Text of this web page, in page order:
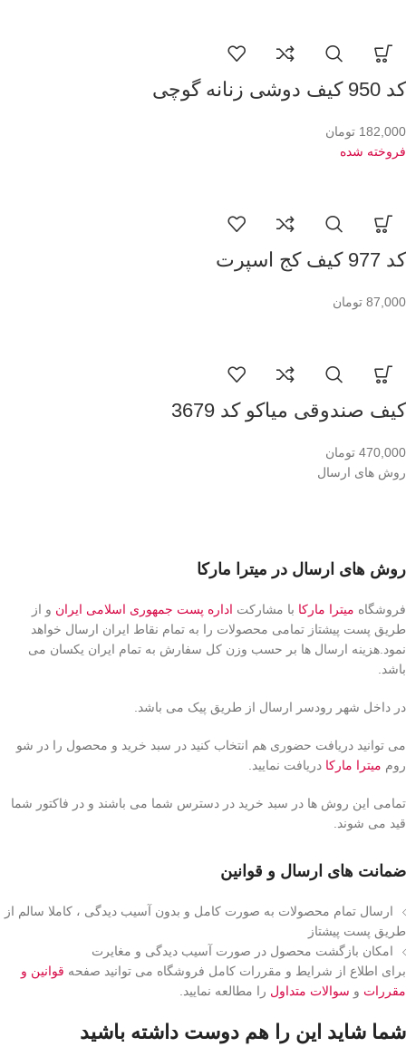
کد 950 کیف دوشی زنانه گوچی
182,000 تومان
فروخته شده
کد 977 کیف کج اسپرت
87,000 تومان
کیف صندوقی میاکو کد 3679
470,000 تومان
روش های ارسال
روش های ارسال در میترا مارکا
فروشگاه میترا مارکا با مشارکت اداره پست جمهوری اسلامی ایران و از
طریق پست پیشتاز تمامی محصولات را به تمام نقاط ایران ارسال خواهد
نمود.هزینه ارسال ها بر حسب وزن کل سفارش به تمام ایران یکسان می
باشد.
در داخل شهر رودسر ارسال از طریق پیک می باشد.
می توانید دریافت حضوری هم انتخاب کنید در سبد خرید و محصول را در شو
روم میترا مارکا دریافت نمایید.
تمامی این روش ها در سبد خرید در دسترس شما می باشند و در فاکتور شما
قید می شوند.
ضمانت های ارسال و قوانین
ارسال تمام محصولات به صورت کامل و بدون آسیب دیدگی ، کاملا سالم از
طریق پست پیشتاز
امکان بازگشت محصول در صورت آسیب دیدگی و مغایرت
برای اطلاع از شرایط و مقررات کامل فروشگاه می توانید صفحه قوانین و
مقررات و سوالات متداول را مطالعه نمایید.
شما شاید این را هم دوست داشته باشید